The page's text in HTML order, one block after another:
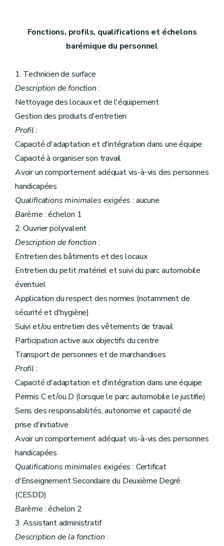
Fonctions, profils, qualifications et échelons
barémique du personnel
1. Technicien de surface
Description de fonction :
Nettoyage des locaux et de l'équipement
Gestion des produits d'entretien
Profil :
Capacité d'adaptation et d'intégration dans une équipe
Capacité à organiser son travail
Avoir un comportement adéquat vis-à-vis des personnes
handicapées
Qualifications minimales exigées : aucune
Barème : échelon 1
2. Ouvrier polyvalent
Description de fonction :
Entretien des bâtiments et des locaux
Entretien du petit matériel et suivi du parc automobile
éventuel
Application du respect des normes (notamment de
sécurité et d'hygiène)
Suivi et/ou entretien des vêtements de travail
Participation active aux objectifs du centre
Transport de personnes et de marchandises
Profil :
Capacité d'adaptation et d'intégration dans une équipe
Permis C et/ou D (lorsque le parc automobile le justifie)
Sens des responsabilités, autonomie et capacité de
prise d'initiative
Avoir un comportement adéquat vis-à-vis des personnes
handicapées
Qualifications minimales exigées : Certificat
d'Enseignement Secondaire du Deuxième Degré
(CESDD)
Barème : échelon 2
3. Assistant administratif
Description de la fonction: